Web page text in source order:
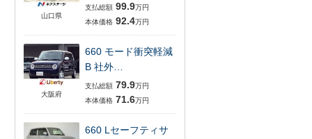
山口県
支払総額 99.9万円
本体価格 92.4万円
大阪府
660 モード衝突軽減
B 社外…
支払総額 79.9万円
本体価格 71.6万円
660 Lセーフティサ